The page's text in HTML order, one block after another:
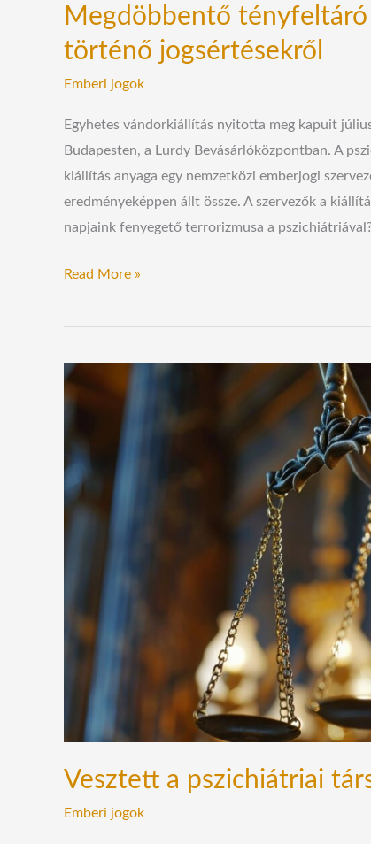
Megdöbbentő
történő jogsértésekről
Emberi jogok
Egyhetes vándorkiállítás nyitotta meg kapuit
Budapesten, a Lurdy Bevásárlóközpontban. A
kiállítás anyaga egy nemzetközi emberjogi
eredményeképpen állt össze. A szervezők a
napjaink fenyegető terrorizmusa a
Read More »
Vesztett a pszichiátriai
Emberi jogok
Vesztett
a
pszichiátriai
társaság,
győzött
a
szólásszabadság